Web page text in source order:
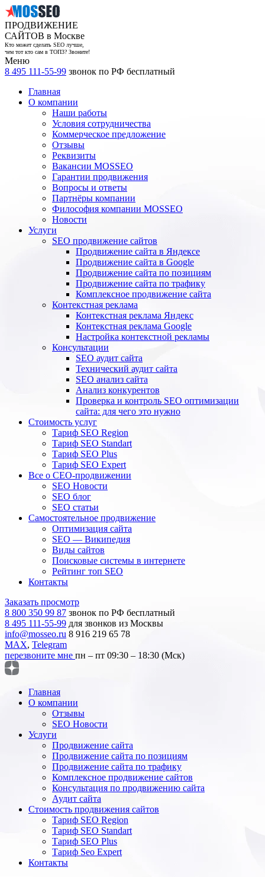
ПРОДВИЖЕНИЕ
САЙТОВ в Москве
Кто может сделать SEO лучше,
чем тот кто сам в ТОП3? Звоните!
Меню
8 495 111-55-99 звонок по РФ бесплатный
Главная
О компании
Наши работы
Условия сотрудничества
Коммерческое предложение
Отзывы
Реквизиты
Вакансии MOSSEO
Гарантии продвижения
Вопросы и ответы
Партнёры компании
Философия компании MOSSEO
Новости
Услуги
SEO продвижение сайтов
Продвижение сайта в Яндексе
Продвижение сайта в Google
Продвижение сайта по позициям
Продвижение сайта по трафику
Комплексное продвижение сайта
Контекстная реклама
Контекстная реклама Яндекс
Контекстная реклама Google
Настройка контекстной рекламы
Консультации
SEO аудит сайта
Технический аудит сайта
SEO анализ сайта
Анализ конкурентов
Проверка и контроль SEO оптимизации
сайта: для чего это нужно
Стоимость услуг
Тариф SEO Region
Тариф SEO Standart
Тариф SEO Plus
Тариф SEO Expert
Все о СЕО-продвижении
SEO Новости
SEO блог
SEO статьи
Самостоятельное продвижение
Оптимизация сайта
SEO — Википедия
Виды сайтов
Поисковые системы в интернете
Рейтинг топ SEO
Контакты
Заказать просмотр
8 800 350 99 87 звонок по РФ бесплатный
8 495 111-55-99 для звонков из Москвы
info@mosseo.ru 8 916 219 65 78
MAX, Telegram
перезвоните мне пн – пт 09:30 – 18:30 (Мск)
Главная
О компании
Отзывы
SEO Новости
Услуги
Продвижение сайта
Продвижение сайта по позициям
Продвижение сайта по трафику
Комплексное продвижение сайтов
Консультация по продвижению сайта
Аудит сайта
Стоимость продвижения сайтов
Тариф SEO Region
Тариф SEO Standart
Тариф SEO Plus
Тариф Seo Expert
Контакты